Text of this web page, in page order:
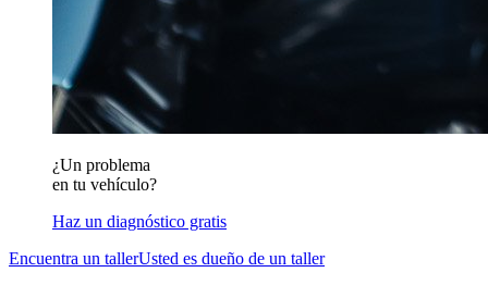
¿Un problema
en tu vehículo?
Haz un diagnóstico gratis
Encuentra un tallerUsted es dueño de un taller